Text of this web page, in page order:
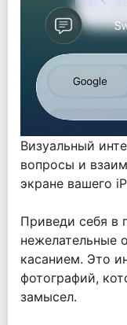
Визуальный
вопросы и
экране вашего
Приведи себя в
нежелательные
касанием. Это
фотографий,
замысел.